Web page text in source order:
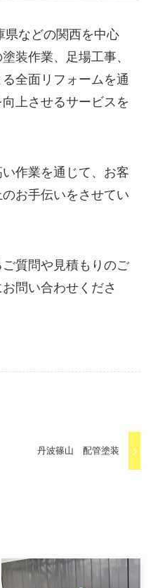
県などの関西を中心
装作業、足場工事、
全面リフォームを通
上させるサービスを
作業を通じて、お客
お手伝いをさせてい
質問や見積もりのご
問い合わせくださ
丹波篠山 配管塗装